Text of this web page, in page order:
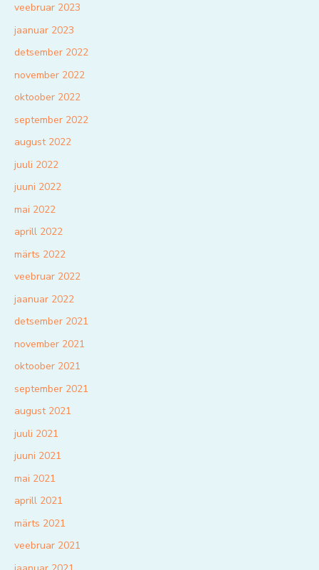
veebruar 2023
jaanuar 2023
detsember 2022
november 2022
oktoober 2022
september 2022
august 2022
juuli 2022
juuni 2022
mai 2022
aprill 2022
märts 2022
veebruar 2022
jaanuar 2022
detsember 2021
november 2021
oktoober 2021
september 2021
august 2021
juuli 2021
juuni 2021
mai 2021
aprill 2021
märts 2021
veebruar 2021